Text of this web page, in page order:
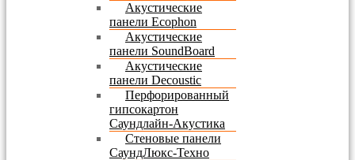
Акустические
панели Ecophon
Акустические
панели SoundBoard
Акустические
панели Decoustic
Перфорированный
гипсокартон
Саундлайн-Акустика
Стеновые панели
СаундЛюкс-Техно